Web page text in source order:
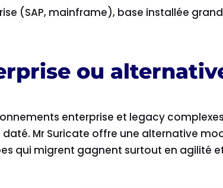
(SAP, mainframe), base installée
ou
enterprise et legacy
Mr Suricate offre une alternative
qui migrent gagnent surtout en agilité